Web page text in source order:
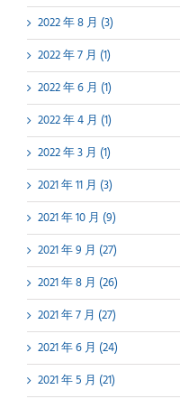
2022 年 8 月 (3)
2022 年 7 月 (1)
2022 年 6 月 (1)
2022 年 4 月 (1)
2022 年 3 月 (1)
2021 年 11 月 (3)
2021 年 10 月 (9)
2021 年 9 月 (27)
2021 年 8 月 (26)
2021 年 7 月 (27)
2021 年 6 月 (24)
2021 年 5 月 (21)